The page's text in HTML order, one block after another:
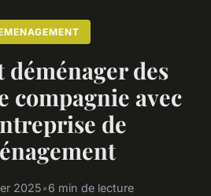
déménager des
compagnie avec
de
2025•6 min de lecture